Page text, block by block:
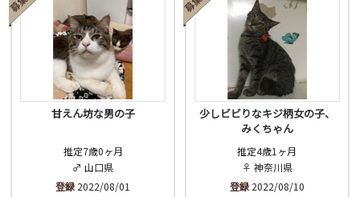
甘えん坊な男の子
推定7歳0ヶ月
♂ 山口県
登録 2022/08/01
少しビビりなキジ柄女の子、
みくちゃん
推定4歳1ヶ月
♀ 神奈川県
登録2022/08/10